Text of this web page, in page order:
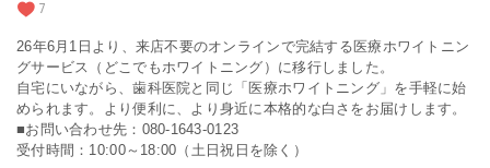
7
26年6月1日より、来店不要のオンラインで完結する医療ホワイトニン
グサービス（どこでもホワイトニング）に移行しました。
自宅にいながら、歯科医院と同じ「医療ホワイトニング」を手軽に始
められます。より便利に、より身近に本格的な白さをお届けします。
■お問い合わせ先：080-1643-0123
受付時間：10:00～18:00（土日祝日を除く）